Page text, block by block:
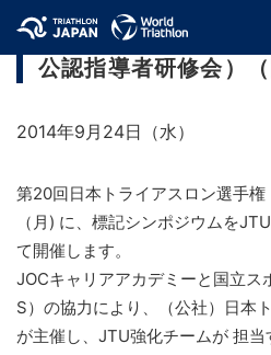
2014年JTUコーチン
公認指導者研修会）（
2014年9月24日（水）
第20回日本トライアスロン選手
（月) に、標記シンポジウムを
て開催します。
JOCキャリアアカデミーと国立ス
S）の協力により、（公社）日本
が主催し、JTU強化チームが 担当